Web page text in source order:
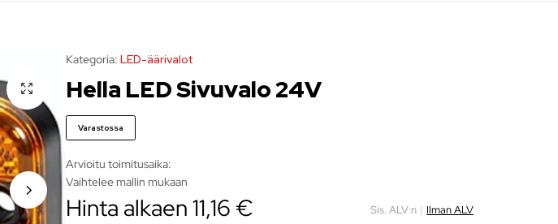
Kategoria: LED-äärivalot
Hella LED Sivuvalo 24V
Varastossa
Arvioitu toimitusaika:
Vaihtelee mallin mukaan
Hinta alkaen11,16 € Sis. ALV:n | Ilman ALV